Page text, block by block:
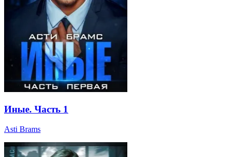
Иные. Часть 1
Asti Brams